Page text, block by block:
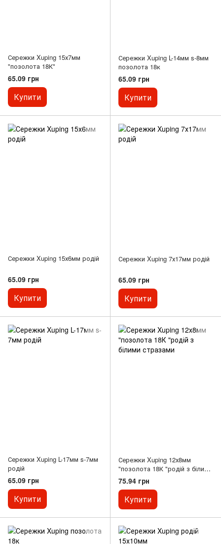
Сережки Xuping 15х7мм
"позолота 18К"
65.09 грн
Купити
Сережки Xuping L-14мм s-8мм
позолота 18к
65.09 грн
Купити
Сережки Xuping 15х6мм родій
65.09 грн
Купити
Сережки Xuping 7х17мм родій
65.09 грн
Купити
Сережки Xuping L-17мм s-7мм
родій
65.09 грн
Купити
Сережки Xuping 12х8мм
"позолота 18К "родій з білими
стразами
75.94 грн
Купити